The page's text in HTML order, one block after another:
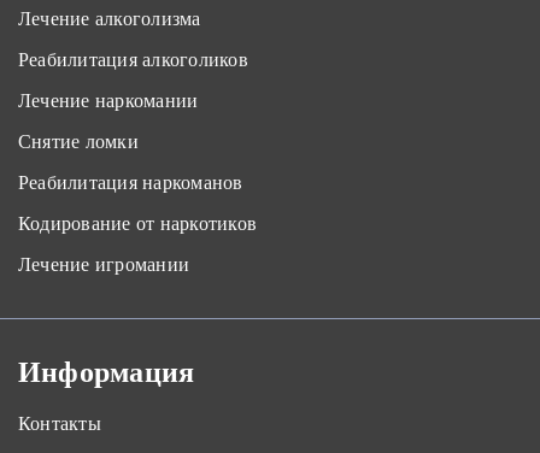
Лечение алкоголизма
Реабилитация алкоголиков
Лечение наркомании
Снятие ломки
Реабилитация наркоманов
Кодирование от наркотиков
Лечение игромании
Информация
Контакты